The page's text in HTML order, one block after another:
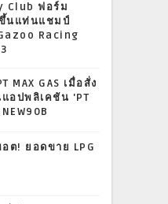
Club ฟอร์ม
นแท่นแชมป์
Racing
GAS เมื่อสั่ง
อปพลิเคชัน 'PT
อต! ยอดขาย LPG